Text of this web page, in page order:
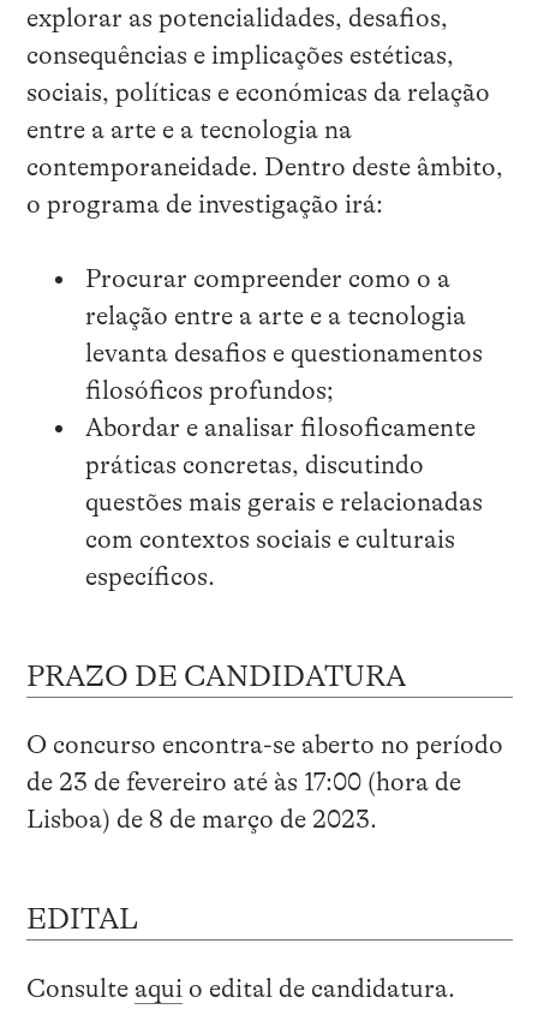
explorar as potencialidades, desafios,
consequências e implicações estéticas,
sociais, políticas e económicas da relação
entre a arte e a tecnologia na
contemporaneidade. Dentro deste âmbito,
o programa de investigação irá:
Procurar compreender como o a
relação entre a arte e a tecnologia
levanta desafios e questionamentos
filosóficos profundos;
Abordar e analisar filosoficamente
práticas concretas, discutindo
questões mais gerais e relacionadas
com contextos sociais e culturais
específicos.
PRAZO DE CANDIDATURA
O concurso encontra-se aberto no período
de 23 de fevereiro até às 17:00 (hora de
Lisboa) de 8 de março de 2023.
EDITAL
Consulte aqui o edital de candidatura.